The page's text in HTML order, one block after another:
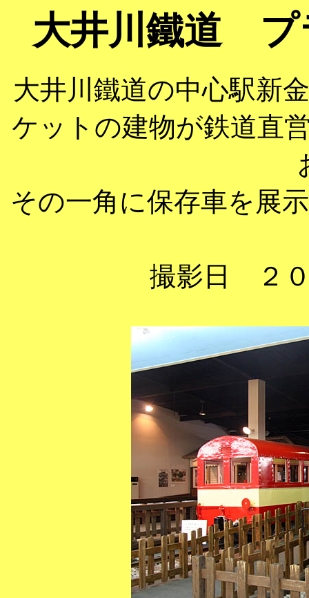
大井川鐵道 プ
大井川鐵道の中心駅新
ケットの建物が鉄道直
その一角に保存車を展
撮影日 ２０